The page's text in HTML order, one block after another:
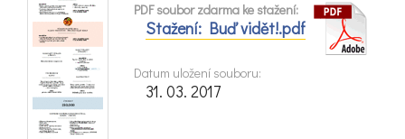
PDF soubor zdarma ke stažení:
Stažení: Buď vidět!.pdf
Datum uložení souboru:
31. 03. 2017